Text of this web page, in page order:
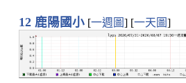
12 鹿陽國小 [一週圖] [一天圖]